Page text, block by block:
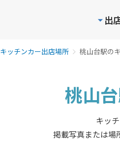
出
キッチンカー出店場所 桃山台駅の
桃山
キッ
掲載写真または場